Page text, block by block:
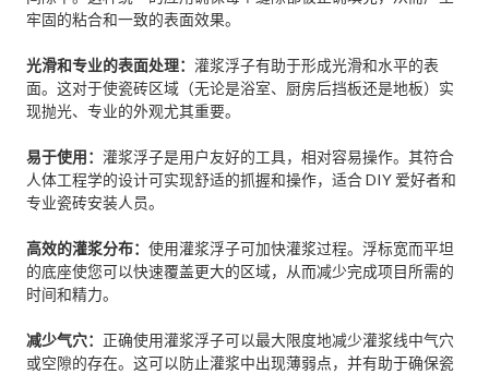
牢固的粘合和一致的表面效果。
光滑和专业的表面处理：灌浆浮子有助于形成光滑和水平的表
面。这对于使瓷砖区域（无论是浴室、厨房后挡板还是地板）实
现抛光、专业的外观尤其重要。
易于使用：灌浆浮子是用户友好的工具，相对容易操作。其符合
人体工程学的设计可实现舒适的抓握和操作，适合 DIY 爱好者和
专业瓷砖安装人员。
高效的灌浆分布：使用灌浆浮子可加快灌浆过程。浮标宽而平坦
的底座使您可以快速覆盖更大的区域，从而减少完成项目所需的
时间和精力。
减少气穴： 正确使用灌浆浮子可以最大限度地减少灌浆线中气穴
或空隙的存在。这可以防止灌浆中出现薄弱点，并有助于确保瓷